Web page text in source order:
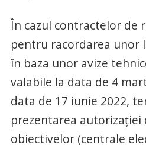
În cazul contractelor de
pentru racordarea unor
în baza unor avize
valabile la data de 4
data de 17 iunie 2022,
prezentarea autorizaţiei
obiectivelor (centrale